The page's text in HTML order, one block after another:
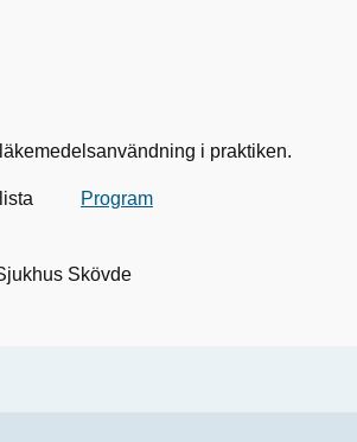
i praktiken.
Program
Skövde